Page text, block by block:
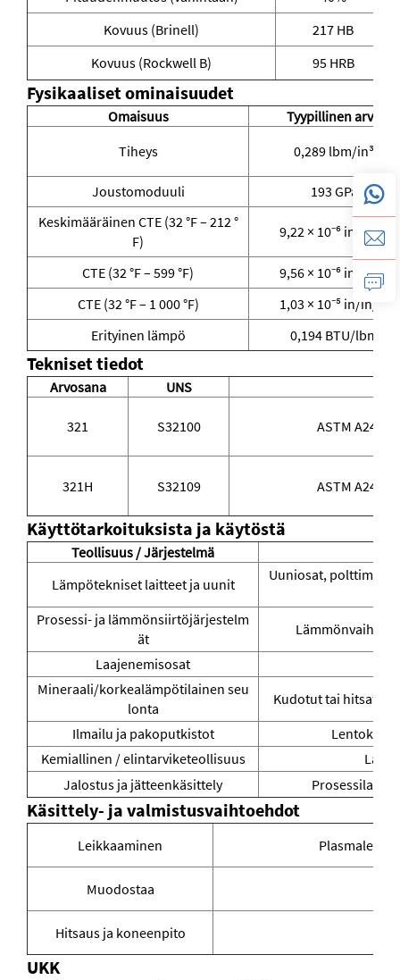
Kovuus (Brinell)
217 HB
Kovuus (Rockwell B)
95 HRB
Fysikaaliset ominaisuudet
Omaisuus
Tyypillinen arvo
Tiheys
0,289 lbm/in³
Joustomoduuli
193 GPa
Keskimääräinen CTE (32 °F – 212 °
F)
9,22 × 10⁻⁶ in/in/°F
CTE (32 °F – 599 °F)
9,56 × 10⁻⁶ in/in/°F
CTE (32 °F – 1 000 °F)
1,03 × 10⁻⁵ in/in/°F
Erityinen lämpö
0,194 BTU/lbm
Tekniset tiedot
Arvosana UNS
321 S32100 ASTM A240 /
321H S32109 ASTM A240 /
Käyttötarkoituksista ja käytöstä
Teollisuus / Järjestelmä
Lämpötekniset laitteet ja uunit
Uuniosat,
Prosessi- ja lämmönsiirtöjärjestelm
ät
Laajenemisosat
Mineraali/korkealämpötilainen seu
lonta
Kudotut tai hitsatut
Ilmailu ja pakoputkistot
Kemiallinen / elintarviketeollisuus
Jalostus ja jätteenkäsittely
Käsittely- ja valmistusvaihtoehdot
Leikkaaminen
Muodostaa
Hitsaus ja koneenpito
UKK